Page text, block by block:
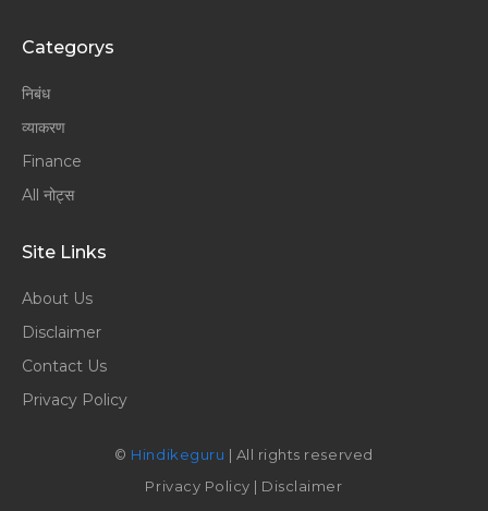
Categorys
निबंध
व्याकरण
Finance
All नोट्स
Site Links
About Us
Disclaimer
Contact Us
Privacy Policy
© Hindikeguru | All rights reserved
Privacy Policy | Disclaimer